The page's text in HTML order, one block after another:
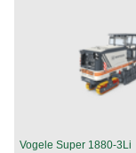
Vogele Super 1880-3Li